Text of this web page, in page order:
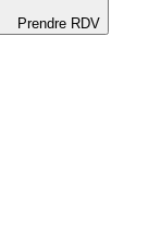
Prendre RDV